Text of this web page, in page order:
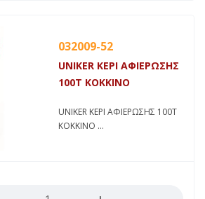
032009-52
UNIKER ΚΕΡΙ ΑΦΙΕΡΩΣΗΣ
100Τ ΚΟΚΚΙΝΟ
UNIKER ΚΕΡΙ ΑΦΙΕΡΩΣΗΣ 100Τ
ΚΟΚΚΙΝΟ